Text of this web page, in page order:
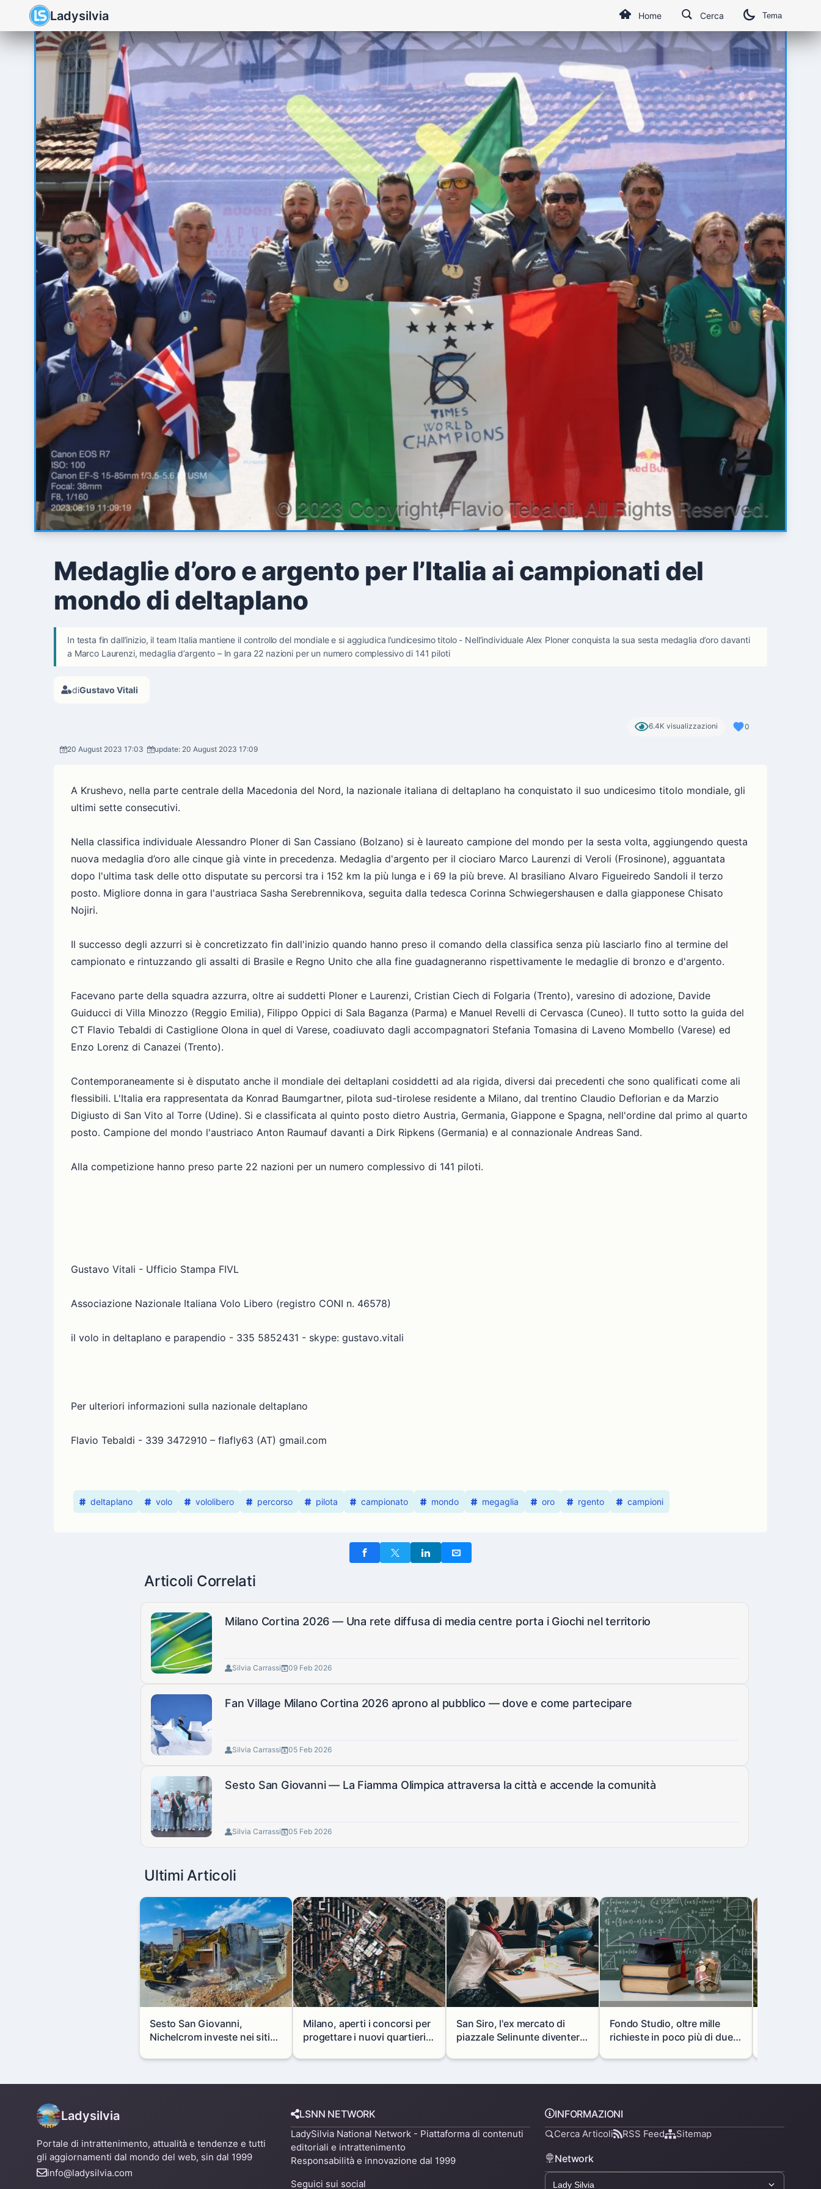
Ladysilvia Home Cerca Tema
Medaglie d’oro e argento per l’Italia ai campionati del
mondo di deltaplano
In testa fin dall’inizio, il team Italia mantiene il controllo del mondiale e si aggiudica l’undicesimo titolo - Nell’individuale Alex Ploner conquista la sua sesta medaglia d’oro davanti
a Marco Laurenzi, medaglia d’argento – In gara 22 nazioni per un numero complessivo di 141 piloti
diGustavo Vitali
6.4K visualizzazioni 0
20 August 2023 17:03 update: 20 August 2023 17:09
A Krushevo, nella parte centrale della Macedonia del Nord, la nazionale italiana di deltaplano ha conquistato il suo undicesimo titolo mondiale, gli
ultimi sette consecutivi.
Nella classifica individuale Alessandro Ploner di San Cassiano (Bolzano) si è laureato campione del mondo per la sesta volta, aggiungendo questa
nuova medaglia d’oro alle cinque già vinte in precedenza. Medaglia d'argento per il ciociaro Marco Laurenzi di Veroli (Frosinone), agguantata
dopo l'ultima task delle otto disputate su percorsi tra i 152 km la più lunga e i 69 la più breve. Al brasiliano Alvaro Figueiredo Sandoli il terzo
posto. Migliore donna in gara l'austriaca Sasha Serebrennikova, seguita dalla tedesca Corinna Schwiegershausen e dalla giapponese Chisato
Nojiri.
Il successo degli azzurri si è concretizzato fin dall'inizio quando hanno preso il comando della classifica senza più lasciarlo fino al termine del
campionato e rintuzzando gli assalti di Brasile e Regno Unito che alla fine guadagneranno rispettivamente le medaglie di bronzo e d'argento.
Facevano parte della squadra azzurra, oltre ai suddetti Ploner e Laurenzi, Cristian Ciech di Folgaria (Trento), varesino di adozione, Davide
Guiducci di Villa Minozzo (Reggio Emilia), Filippo Oppici di Sala Baganza (Parma) e Manuel Revelli di Cervasca (Cuneo). Il tutto sotto la guida del
CT Flavio Tebaldi di Castiglione Olona in quel di Varese, coadiuvato dagli accompagnatori Stefania Tomasina di Laveno Mombello (Varese) ed
Enzo Lorenz di Canazei (Trento).
Contemporaneamente si è disputato anche il mondiale dei deltaplani cosiddetti ad ala rigida, diversi dai precedenti che sono qualificati come ali
flessibili. L'Italia era rappresentata da Konrad Baumgartner, pilota sud-tirolese residente a Milano, dal trentino Claudio Deflorian e da Marzio
Digiusto di San Vito al Torre (Udine). Si e classificata al quinto posto dietro Austria, Germania, Giappone e Spagna, nell'ordine dal primo al quarto
posto. Campione del mondo l'austriaco Anton Raumauf davanti a Dirk Ripkens (Germania) e al connazionale Andreas Sand.
Alla competizione hanno preso parte 22 nazioni per un numero complessivo di 141 piloti.
Gustavo Vitali - Ufficio Stampa FIVL
Associazione Nazionale Italiana Volo Libero (registro CONI n. 46578)
il volo in deltaplano e parapendio - 335 5852431 - skype: gustavo.vitali
Per ulteriori informazioni sulla nazionale deltaplano
Flavio Tebaldi - 339 3472910 – flafly63 (AT) gmail.com
deltaplano volo vololibero percorso pilota campionato mondo megaglia oro rgento campioni
Articoli Correlati
Milano Cortina 2026 — Una rete diffusa di media centre porta i Giochi nel territorio
Silvia Carrassi 09 Feb 2026
Fan Village Milano Cortina 2026 aprono al pubblico — dove e come partecipare
Silvia Carrassi 05 Feb 2026
Sesto San Giovanni — La Fiamma Olimpica attraversa la città e accende la comunità
Silvia Carrassi 05 Feb 2026
Ultimi Articoli
Sesto San Giovanni,
Nichelcrom investe nei siti
capannone per fare spazio a
Milano, aperti i concorsi per
progettare i nuovi quartieri
Mare
San Siro, l'ex mercato di
piazzale Selinunte diventerà
Fondo Studio, oltre mille
richieste in poco più di due
prestiti agli studenti
Ladysilvia
Portale di intrattenimento, attualità e tendenze e tutti
gli aggiornamenti dal mondo del web, sin dal 1999
info@ladysilvia.com
LSNN NETWORK
LadySilvia National Network - Piattaforma di contenuti
editoriali e intrattenimento
Responsabilità e innovazione dal 1999
Seguici sui social
INFORMAZIONI
Cerca Articoli RSS Feed Sitemap
Network